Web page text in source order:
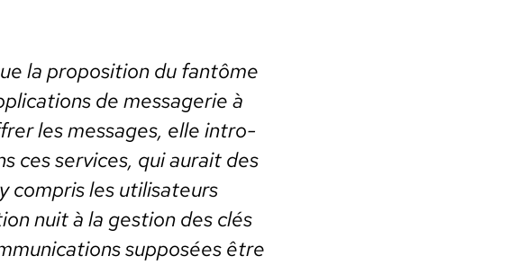
la propo­si­tion du fan­tôme
de mes­sagerie à
les mes­sages, elle intro­
ces ser­vices, qui aurait des
com­pris les util­isa­teurs
nuit à la ges­tion des clés
sup­posées être